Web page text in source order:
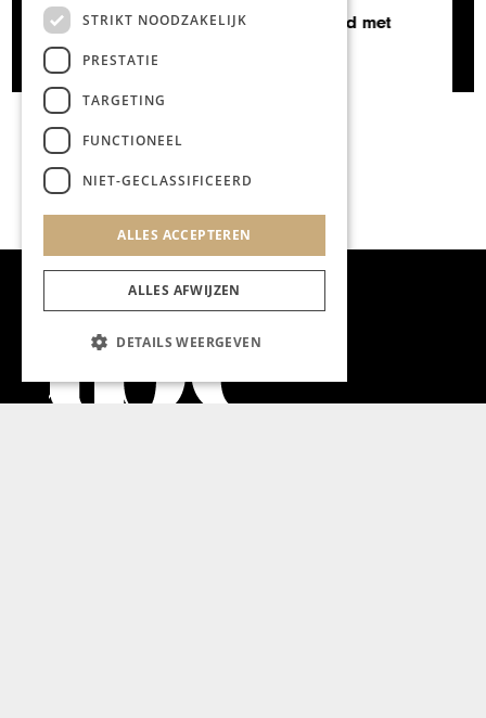
Een Belgisch speciaalbieren-
STRIKT NOODZAKELIJK
PRESTATIE
TARGETING
FUNCTIONEEL
NIET-GECLASSIFICEERD
ALLES ACCEPTEREN
ALLES AFWIJZEN
DETAILS WEERGEVEN